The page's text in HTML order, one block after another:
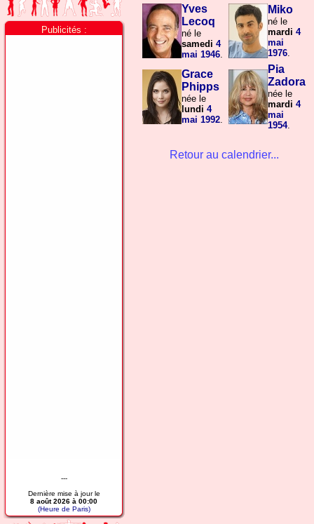
Publicités :
---
Dernière mise à jour le
8 août 2026 à 00:00
(Heure de Paris)
Yves
Lecoq
né le
samedi 4
mai 1946.
Miko
né le
mardi 4
mai
1976.
Grace
Phipps
née le
lundi 4
mai 1992.
Pia
Zadora
née le
mardi 4
mai
1954.
Retour au calendrier...